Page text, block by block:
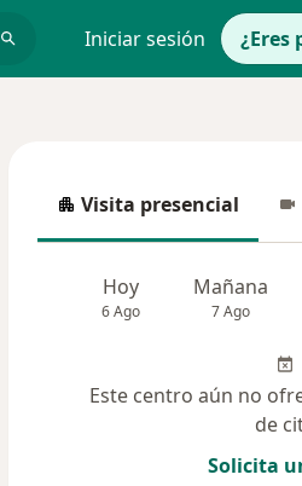
Iniciar sesión ¿Eres
Visita presencial
Visita presencial
Hoy
6 Ago
Mañana
7 Ago
Este centro aún no
de
Solicita